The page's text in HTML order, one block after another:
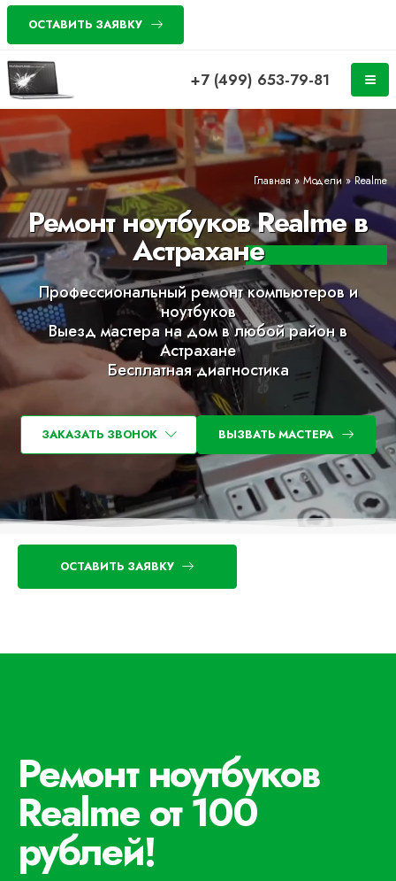
ОСТАВИТЬ ЗАЯВКУ
+7 (499) 653-79-81
Главная »Модели»Realme
Ремонт ноутбуков Realme в
Астрахане
Профессиональный ремонт компьютеров и
ноутбуков
Выезд мастера на дом в любой район в
Астрахане
Бесплатная диагностика
ЗАКАЗАТЬ ЗВОНОК ВЫЗВАТЬ МАСТЕРА
ОСТАВИТЬ ЗАЯВКУ
Ремонт ноутбуков
Realme от 100
рублей!